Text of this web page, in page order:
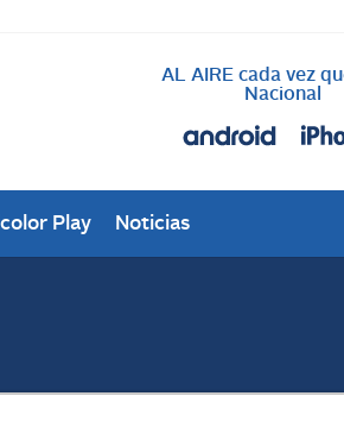
AL AIRE cada vez
Nacional
Play Noticias